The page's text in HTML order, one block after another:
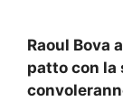
Raoul Bova
patto con la